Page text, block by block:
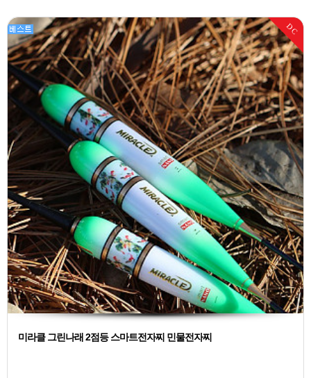
DC
미라클 그린나래 2점등 스마트전자찌 민물전자찌